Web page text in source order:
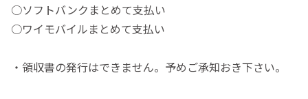
○ソフトバンクまとめて支払い
○ワイモバイルまとめて支払い
・領収書の発行はできません。予めご承知おき下さい。